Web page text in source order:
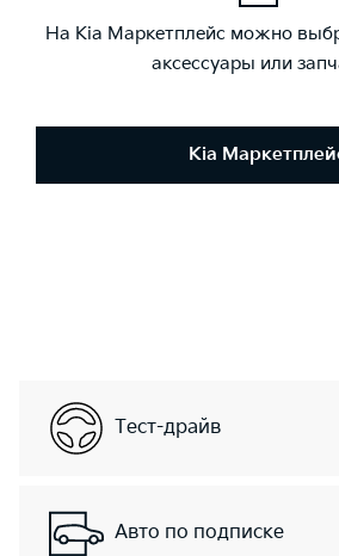
На Kia Маркетплейс можно
аксессуары или
Kia
Тест-драйв
Авто по подписке